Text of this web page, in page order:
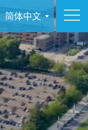
简体中文